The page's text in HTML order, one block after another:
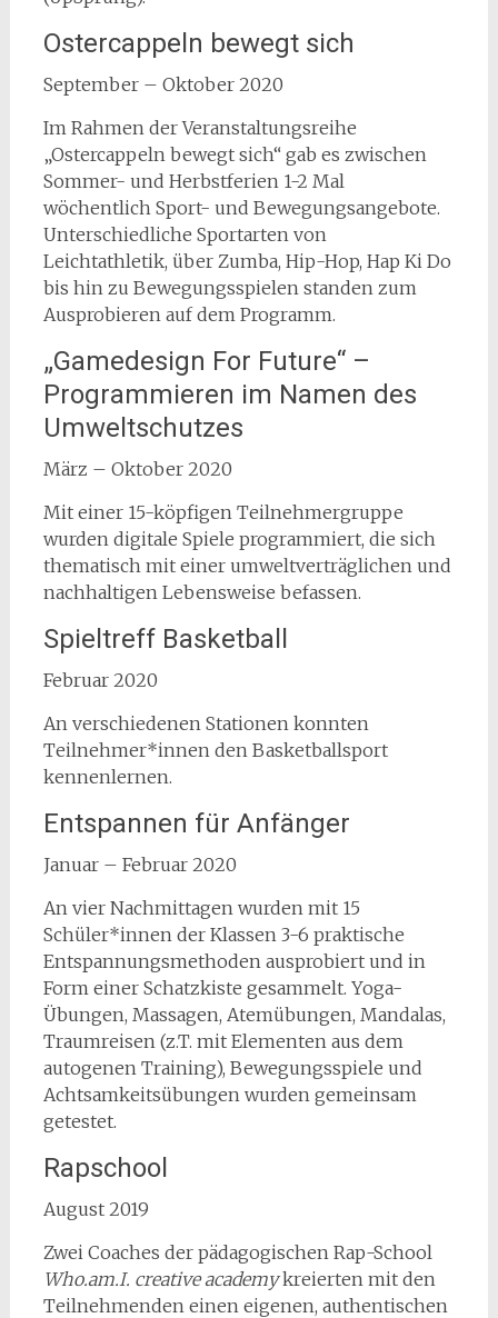
Ostercappeln bewegt sich
September – Oktober 2020
Im Rahmen der Veranstaltungsreihe
„Ostercappeln bewegt sich“ gab es zwischen
Sommer- und Herbstferien 1-2 Mal
wöchentlich Sport- und Bewegungsangebote.
Unterschiedliche Sportarten von
Leichtathletik, über Zumba, Hip-Hop, Hap Ki Do
bis hin zu Bewegungsspielen standen zum
Ausprobieren auf dem Programm.
„Gamedesign For Future“ –
Programmieren im Namen des
Umweltschutzes
März – Oktober 2020
Mit einer 15-köpfigen Teilnehmergruppe
wurden digitale Spiele programmiert, die sich
thematisch mit einer umweltverträglichen und
nachhaltigen Lebensweise befassen.
Spieltreff Basketball
Februar 2020
An verschiedenen Stationen konnten
Teilnehmer*innen den Basketballsport
kennenlernen.
Entspannen für Anfänger
Januar – Februar 2020
An vier Nachmittagen wurden mit 15
Schüler*innen der Klassen 3-6 praktische
Entspannungsmethoden ausprobiert und in
Form einer Schatzkiste gesammelt. Yoga-
Übungen, Massagen, Atemübungen, Mandalas,
Traumreisen (z.T. mit Elementen aus dem
autogenen Training), Bewegungsspiele und
Achtsamkeitsübungen wurden gemeinsam
getestet.
Rapschool
August 2019
Zwei Coaches der pädagogischen Rap-School
Who.am.I. creative academykreierten mit den
Teilnehmenden einen eigenen, authentischen